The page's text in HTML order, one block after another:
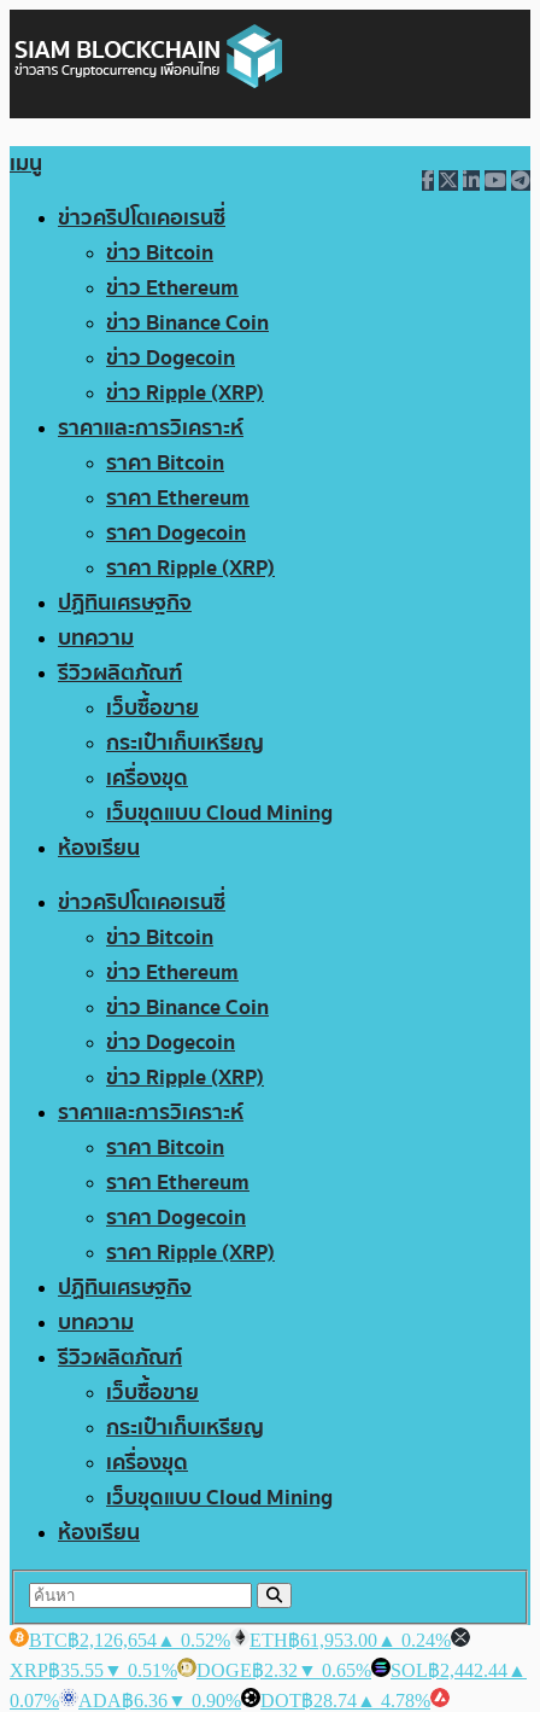
เมนู
ข่าวคริปโตเคอเรนซี่
ข่าว Bitcoin
ข่าว Ethereum
ข่าว Binance Coin
ข่าว Dogecoin
ข่าว Ripple (XRP)
ราคาและการวิเคราะห์
ราคา Bitcoin
ราคา Ethereum
ราคา Dogecoin
ราคา Ripple (XRP)
ปฏิทินเศรษฐกิจ
บทความ
รีวิวผลิตภัณฑ์
เว็บซื้อขาย
กระเป๋าเก็บเหรียญ
เครื่องขุด
เว็บขุดแบบ Cloud Mining
ห้องเรียน
ข่าวคริปโตเคอเรนซี่
ข่าว Bitcoin
ข่าว Ethereum
ข่าว Binance Coin
ข่าว Dogecoin
ข่าว Ripple (XRP)
ราคาและการวิเคราะห์
ราคา Bitcoin
ราคา Ethereum
ราคา Dogecoin
ราคา Ripple (XRP)
ปฏิทินเศรษฐกิจ
บทความ
รีวิวผลิตภัณฑ์
เว็บซื้อขาย
กระเป๋าเก็บเหรียญ
เครื่องขุด
เว็บขุดแบบ Cloud Mining
ห้องเรียน
BTC฿2,126,654 ▲ 0.52% ETH฿61,953.00 ▲ 0.24%
XRP฿35.55▼ 0.51% DOGE฿2.32 ▼ 0.65% SOL฿2,442.44 ▲
0.07%
ADA฿6.36▼ 0.90% DOT฿28.74 ▲ 4.78%